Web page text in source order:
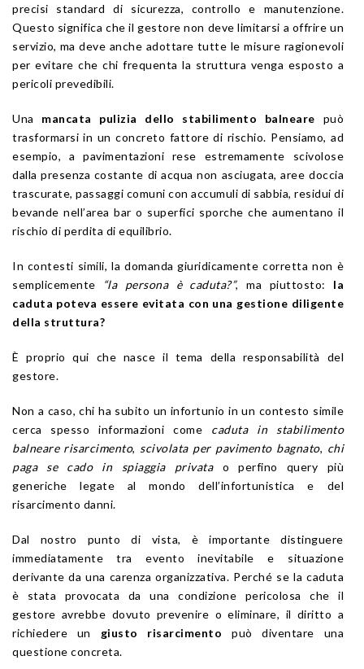
precisi standard di sicurezza, controllo e manutenzione.
Questo significa che il gestore non deve limitarsi a offrire un
servizio, ma deve anche adottare tutte le misure ragionevoli
per evitare che chi frequenta la struttura venga esposto a
pericoli prevedibili.
Una mancata pulizia dello stabilimento balneare può
trasformarsi in un concreto fattore di rischio. Pensiamo, ad
esempio, a pavimentazioni rese estremamente scivolose
dalla presenza costante di acqua non asciugata, aree doccia
trascurate, passaggi comuni con accumuli di sabbia, residui di
bevande nell’area bar o superfici sporche che aumentano il
rischio di perdita di equilibrio.
In contesti simili, la domanda giuridicamente corretta non è
semplicemente
“la persona è caduta?”, ma piuttosto: la
caduta poteva essere evitata con una gestione diligente
della struttura?
È proprio qui che nasce il tema della responsabilità del
gestore.
Non a caso, chi ha subito un infortunio in un contesto simile
cerca spesso informazioni come caduta in stabilimento
balneare risarcimento, scivolata per pavimento bagnato, chi
paga se cado in spiaggia privatao perfino query più
generiche legate al mondo dell’infortunistica e del
risarcimento danni.
Dal nostro punto di vista, è importante distinguere
immediatamente tra evento inevitabile e situazione
derivante da una carenza organizzativa. Perché se la caduta
è stata provocata da una condizione pericolosa che il
gestore avrebbe dovuto prevenire o eliminare, il diritto a
richiedere un giusto risarcimento può diventare una
questione concreta.